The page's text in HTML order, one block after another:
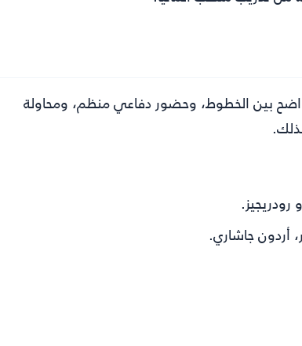
بين الخطوط، وحضور دفاعي منظم، ومحاولة
رودريجيز.
أردون جاشاري.